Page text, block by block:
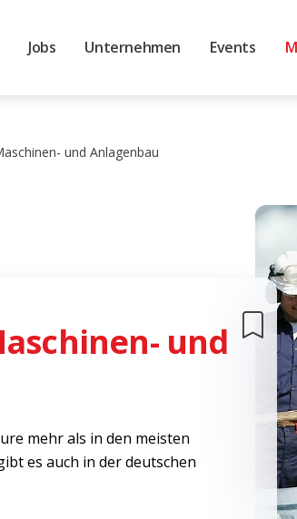
Jobs Unternehmen Events
und Anlagenbau
und
mehr als in den meisten
es auch in der deutschen